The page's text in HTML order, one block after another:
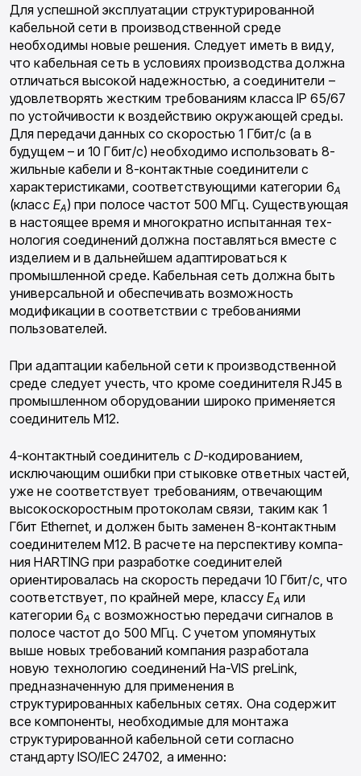
Для успешной эксплуатации структуриро­ванной
кабельной сети в производственной среде
необходимы новые решения. Следует иметь в виду,
что кабельная сеть в условиях производства должна
отличаться высокой на­дежностью, а соединители –
удовлетворять жестким требованиям класса IP 65/67
по устойчивости к воздействию окружающей сре­ды.
Для передачи данных со скоростью 1 Гбит/с (а в
будущем – и 10 Гбит/с) необходи­мо использовать 8-
жильные кабели и 8-кон­тактные соединители с
характеристиками, со­ответствующими категории 6A
(класс ЕА) при полосе частот 500 МГц. Существующая
в на­стоящее время и многократно испытанная тех­
нология соединений должна поставляться вместе с
изделием и в дальнейшем адаптироваться к
промышленной среде. Кабельная сеть долж­на быть
универсальной и обеспечивать воз­можность
модификации в соответствии с тре­бованиями
пользователей.
При адаптации кабельной сети к производ­ственной
среде следует учесть, что кроме со­единителя RJ45 в
промышленном оборудова­нии широко применяется
соединитель M12.
4-контактный соединитель с D-кодировани­ем,
исключающим ошибки при стыковке ответных частей,
уже не соответствует требо­ваниям, отвечающим
высокоскоростным про­токолам связи, таким как 1
Гбит Ethernet, и должен быть заменен 8-контактным
соедини­телем M12. В расчете на перспективу компа­
ния HARTING при разработке соединителей
ориентировалась на скорость передачи 10 Гбит/с, что
соответствует, по крайней мере, классу ЕА или
категории 6A с возможностью пе­редачи сигналов в
полосе частот до 500 МГц. С учетом упомянутых
выше новых требований компания разработала
новую технологию со­единений Ha-VIS preLink,
предназначенную для применения в
структурированных кабель­ных сетях. Она содержит
все компоненты, не­обходимые для монтажа
структурированной ка­бельной сети согласно
стандарту ISO/IEC 24702, а именно: